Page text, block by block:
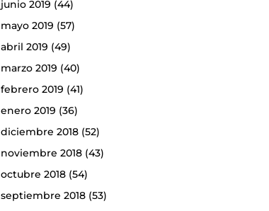
junio 2019 (44)
mayo 2019 (57)
abril 2019 (49)
marzo 2019 (40)
febrero 2019 (41)
enero 2019 (36)
diciembre 2018(52)
noviembre 2018(43)
octubre 2018(54)
septiembre 2018(53)